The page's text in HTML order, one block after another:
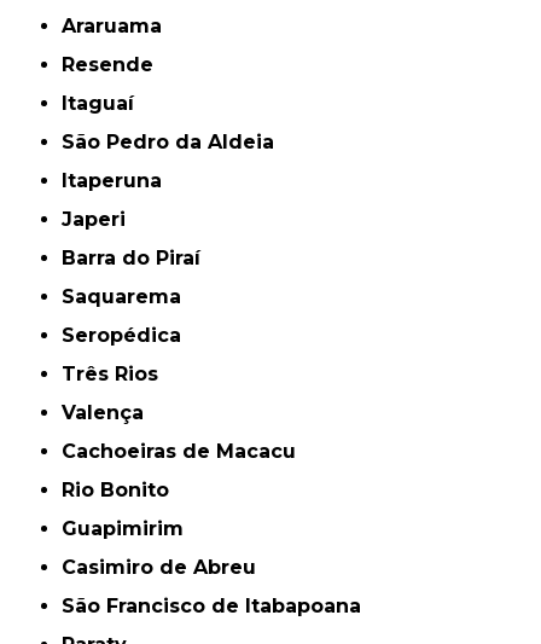
Araruama
Resende
Itaguaí
São Pedro da Aldeia
Itaperuna
Japeri
Barra do Piraí
Saquarema
Seropédica
Três Rios
Valença
Cachoeiras de Macacu
Rio Bonito
Guapimirim
Casimiro de Abreu
São Francisco de Itabapoana